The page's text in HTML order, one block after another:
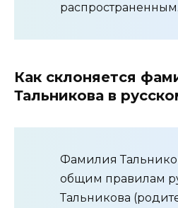
распространенным.
Как склоняется
Тальникова в
Фамилия
общим правилам
Тальникова